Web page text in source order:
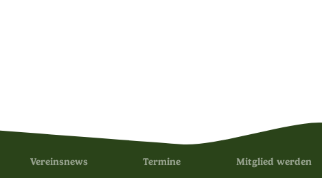
Vereinsnews Termine Mitglied werden